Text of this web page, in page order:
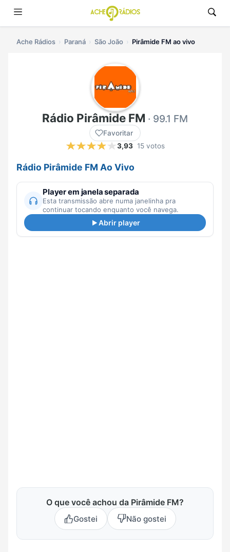
Ache Rádios Paraná São João Pirâmide FM ao vivo
Rádio Pirâmide FM · 99.1 FM
Favoritar
3,93 15 votos
Rádio Pirâmide FM Ao Vivo
Player em janela separada
Esta transmissão abre numa janelinha pra
continuar tocando enquanto você navega.
Abrir player
O que você achou da Pirâmide FM?
Gostei Não gostei